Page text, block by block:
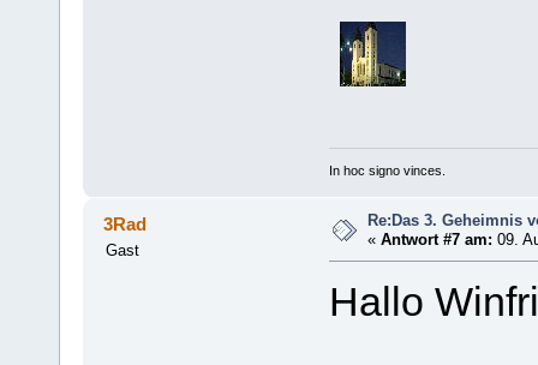
In hoc signo vinces.
3Rad
Gast
Re:Das 3. Geheimnis
«Antwort #7 am: 09.
Hallo